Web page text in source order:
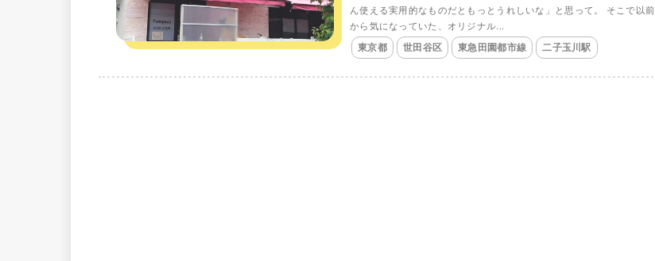
ん使える実用的なものだともっとうれしいな」と思って。 そこで以前
から気になっていた、オリジナル...
東京都 世田谷区 東急田園都市線 二子玉川駅